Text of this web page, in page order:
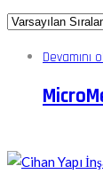
Devamını